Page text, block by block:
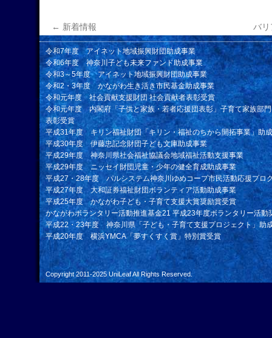
← 新着情報 バ
令和7年度 アイネット地域振興財団助成事業
令和6年度 神奈川子ども未来ファンド助成事業
令和3～5年度 アイネット地域振興財団助成事業
令和2・3年度 かながわ生き活き市民基金助成事業
令和元年度 社会貢献支援財団 社会貢献者表彰受賞
令和元年度 内閣府「子供と家族・若者応援団表彰」子育て家族部
表彰受賞
平成31年度 キリン福祉財団「キリン・福祉のちから開拓事業」助
平成30年度 伊藤忠記念財団子ども文庫助成事業
平成29年度 神奈川県社会福祉協議会地域福祉活動支援事業
平成29年度 ニッセイ財団児童・少年の健全育成助成事業
平成27・28年度 パルシステム神奈川ゆめコープ市民活動応援プロ
平成27年度 大和証券福祉財団ボランティア活動助成事業
平成25年度 かながわ子ども・子育て支援大賞奨励賞受賞
かながわボランタリー活動推進基金21 平成23年度ボランタリー活動
平成22・23年度 神奈川県「子ども・子育て支援プロジェクト」助
平成20年度 横浜YMCA「夢すくすく賞」特別賞受賞
Copyright 2011-2025 UniLeafAll Rights Reserved.